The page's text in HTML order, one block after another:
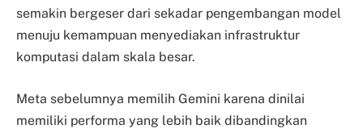
semakin bergeser dari sekadar pengembangan model
menuju kemampuan menyediakan infrastruktur
komputasi dalam skala besar.
Meta sebelumnya memilih Gemini karena dinilai
memiliki performa yang lebih baik dibandingkan